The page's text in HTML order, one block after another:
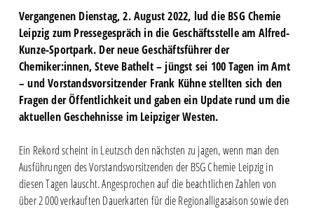
Vergangenen Dienstag, 2. August 2022, lud die BSG Chemie
Leipzig zum Pressegespräch in die Geschäftsstelle am Alfred-
Kunze-Sportpark. Der neue Geschäftsführer der
Chemiker:innen, Steve Bathelt – jüngst sei 100 Tagen im Amt
– und Vorstandsvorsitzender Frank Kühne stellten sich den
Fragen der Öffentlichkeit und gaben ein Update rund um die
aktuellen Geschehnisse im Leipziger Westen.
Ein Rekord scheint in Leutzsch den nächsten zu jagen, wenn man den
Ausführungen des Vorstandsvorsitzenden der BSG Chemie Leipzig in
diesen Tagen lauscht. Angesprochen auf die beachtlichen Zahlen von
über 2 000 verkauften Dauerkarten für die Regionalligasaison sowie den